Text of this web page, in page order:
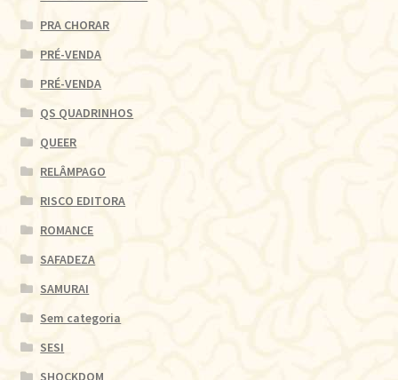
PRA CHORAR
PRÉ-VENDA
PRÉ-VENDA
QS QUADRINHOS
QUEER
RELÂMPAGO
RISCO EDITORA
ROMANCE
SAFADEZA
SAMURAI
Sem categoria
SESI
SHOCKDOM